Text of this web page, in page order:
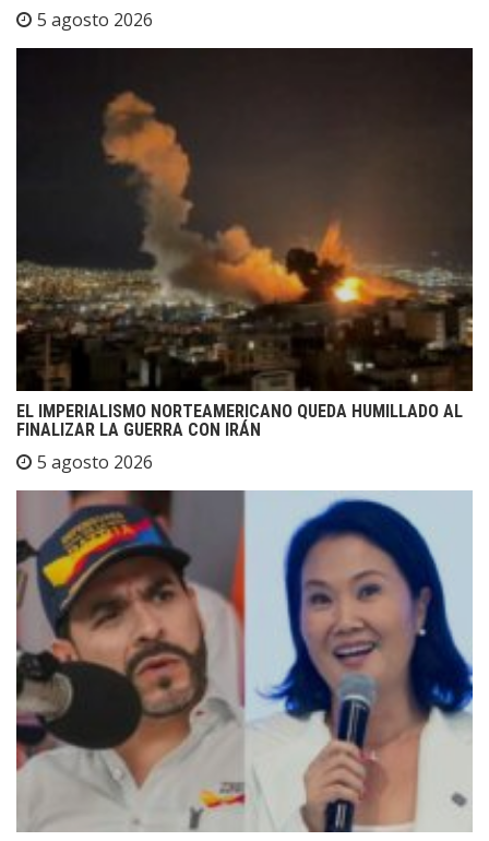
5 agosto 2026
EL IMPERIALISMO NORTEAMERICANO QUEDA HUMILLADO AL
FINALIZAR LA GUERRA CON IRÁN
5 agosto 2026